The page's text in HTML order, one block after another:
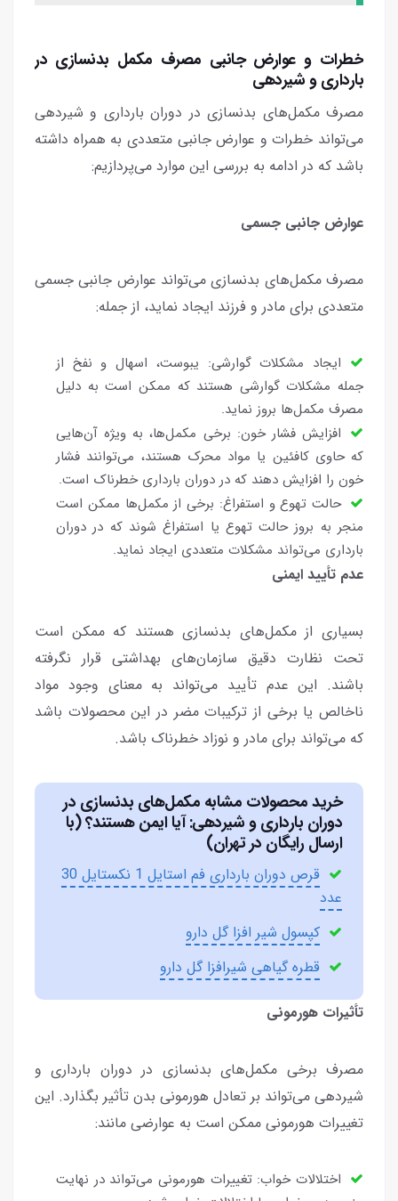
خطرات و عوارض جانبی مصرف مکمل بدنسازی در
بارداری و شیردهی
مصرف مکمل‌های بدنسازی در دوران بارداری و شیردهی
می‌تواند خطرات و عوارض جانبی متعددی به همراه داشته
باشد که در ادامه به بررسی این موارد می‌پردازیم:
عوارض جانبی جسمی
مصرف مکمل‌های بدنسازی می‌تواند عوارض جانبی جسمی
متعددی برای مادر و فرزند ایجاد نماید، از جمله:
ایجاد مشکلات گوارشی: یبوست، اسهال و نفخ از
جمله مشکلات گوارشی هستند که ممکن است به دلیل
مصرف مکمل‌ها بروز نماید.
افزایش فشار خون: برخی مکمل‌ها، به ویژه آن‌هایی
که حاوی کافئین یا مواد محرک هستند، می‌توانند فشار
خون را افزایش دهند که در دوران بارداری خطرناک است.
حالت تهوع و استفراغ: برخی از مکمل‌ها ممکن است
منجر به بروز حالت تهوع یا استفراغ شوند که در دوران
بارداری می‌تواند مشکلات متعددی ایجاد نماید.
عدم تأیید ایمنی
بسیاری از مکمل‌های بدنسازی هستند که ممکن است
تحت نظارت دقیق سازمان‌های بهداشتی قرار نگرفته
باشند. این عدم تأیید می‌تواند به معنای وجود مواد
ناخالص یا برخی از ترکیبات مضر در این محصولات باشد
که می‌تواند برای مادر و نوزاد خطرناک باشد.
خرید محصولات مشابه مکمل‌های بدنسازی در
دوران بارداری و شیردهی: آیا ایمن هستند؟ (با
ارسال رایگان در تهران)
قرص دوران بارداری فم استایل 1 نکستایل 30
عدد
کپسول شیر افزا گل دارو
قطره گیاهی شیرافزا گل دارو
تأثیرات هورمونی
مصرف برخی مکمل‌های بدنسازی در دوران بارداری و
شیردهی می‌تواند بر تعادل هورمونی بدن تأثیر بگذارد. این
تغییرات هورمونی ممکن است به عوارضی مانند:
اختلالات خواب: تغییرات هورمونی می‌تواند در نهایت